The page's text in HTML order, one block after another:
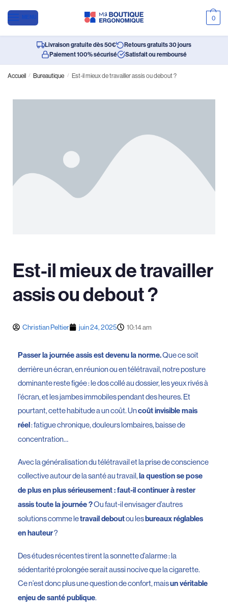
MENU 0
Livraison gratuite dès 50€
Retours gratuits 30 jours
Paiement 100% sécurisé
Satisfait ou remboursé
Accueil / Bureautique / Est-il mieux de travailler assis ou debout ?
Est-il mieux de travailler
assis ou debout ?
Christian Peltier juin 24, 2025 10:14 am
Passer la journée assis est devenu la norme.Que ce soit
derrière un écran, en réunion ou en télétravail, notre posture
dominante reste figée : le dos collé au dossier, les yeux rivés à
l’écran, et les jambes immobiles pendant des heures. Et
pourtant, cette habitude a un coût. Uncoût invisible mais
réel: fatigue chronique, douleurs lombaires, baisse de
concentration…
Avec la généralisation du télétravail et la prise de conscience
collective autour de la santé au travail,la question se pose
de plus en plus sérieusement : faut-il continuer à rester
assis toute la journée ?Ou faut-il envisager d’autres
solutions comme letravail deboutou lesbureaux réglables
en hauteur?
Des études récentes tirent la sonnette d’alarme : la
sédentarité prolongée serait aussi nocive que la cigarette.
Ce n’est donc plus une question de confort, maisun véritable
enjeu de santé publique.